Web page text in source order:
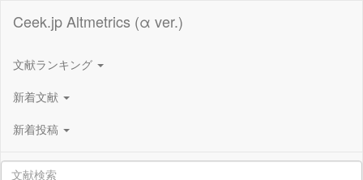
Ceek.jp Altmetrics (α ver.)
文献ランキング
新着文献
新着投稿